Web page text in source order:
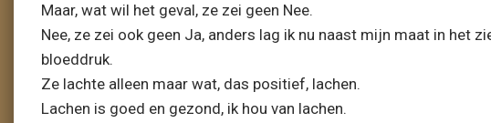
Maar, wat wil het geval, ze zei geen Nee.
Nee, ze zei ook geen Ja, anders lag ik nu naast mijn maat in het
bloeddruk.
Ze lachte alleen maar wat, das positief, lachen.
Lachen is goed en gezond, ik hou van lachen.